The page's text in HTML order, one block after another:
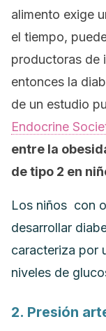
alimento exige
el tiempo,
productoras de
entonces la
de un estudio
Endocrine
entre la
de tipo 2 en
Los niños con
desarrollar
caracteriza por
niveles de
2. Presión